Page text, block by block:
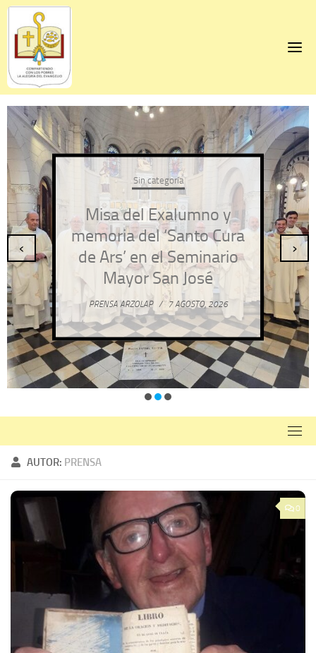
Skip
content
Sin categoría
Misa del Exalumno y
memoria del ‘Santo Cura
de Ars’ en el Seminario
Mayor San José
PRENSA ARZOLAP / 7 AGOSTO, 2026
‹ ›
AUTOR: PRENSA
0